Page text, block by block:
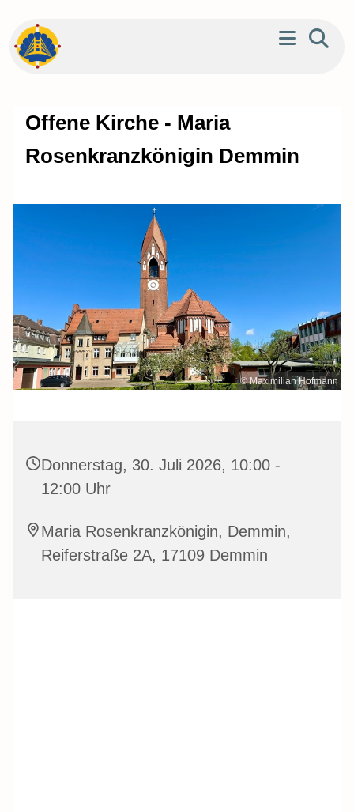
Offene Kirche - Maria
Rosenkranzkönigin Demmin
© Maximilian Hofmann
Donnerstag, 30. Juli 2026, 10:00 -
12:00 Uhr
Maria Rosenkranzkönigin, Demmin,
Reiferstraße 2A, 17109 Demmin